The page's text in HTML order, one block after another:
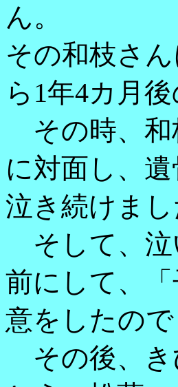
ん。
その和枝さ
ら1年4カ月
その時、和
に対面し、
泣き続けまし
そして、泣
前にして、
意をしたので
その後、き